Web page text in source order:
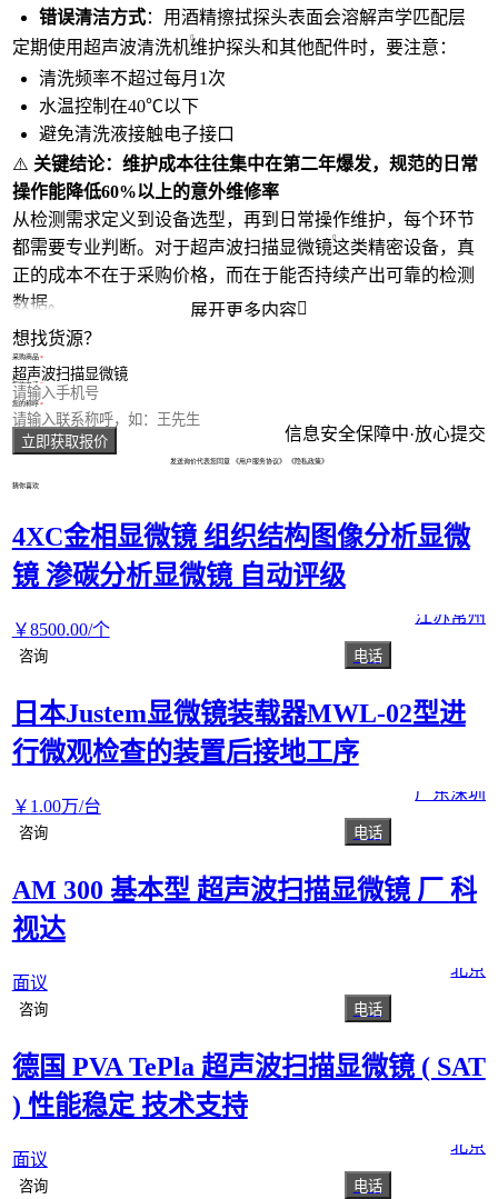
错误清洁方式：用酒精擦拭探头表面会溶解声学匹配层
定期使用超声波清洗机维护探头和其他配件时，要注意：
清洗频率不超过每月1次
水温控制在40℃以下
避免清洗液接触电子接口
⚠️ 关键结论：维护成本往往集中在第二年爆发，规范的日常
操作能降低60%以上的意外维修率
从检测需求定义到设备选型，再到日常操作维护，每个环节
都需要专业判断。对于超声波扫描显微镜这类精密设备，真
正的成本不在于采购价格，而在于能否持续产出可靠的检测
数据。
展开更多内容
想找货源？
采购商品
您的电话
您的称呼
立即获取报价 信息安全保障中·放心提交
发送询价代表您同意 《用户服务协议》 《隐私政策》
猜你喜欢
4XC金相显微镜 组织结构图像分析显微
镜 渗碳分析显微镜 自动评级
￥8500.00/个
江苏常州
咨询 电话
日本Justem显微镜装载器MWL-02型进
行微观检查的装置后接地工序
￥ 1 .00万/台
广东深圳
咨询 电话
AM 300 基本型 超声波扫描显微镜 厂 科
视达
面议
北京
咨询 电话
德国 PVA TePla 超声波扫描显微镜 ( SAT
) 性能稳定 技术支持
面议
北京
咨询 电话